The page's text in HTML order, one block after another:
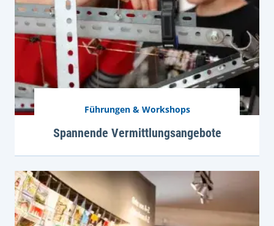
Führungen & Workshops
Spannende Vermittlungsangebote